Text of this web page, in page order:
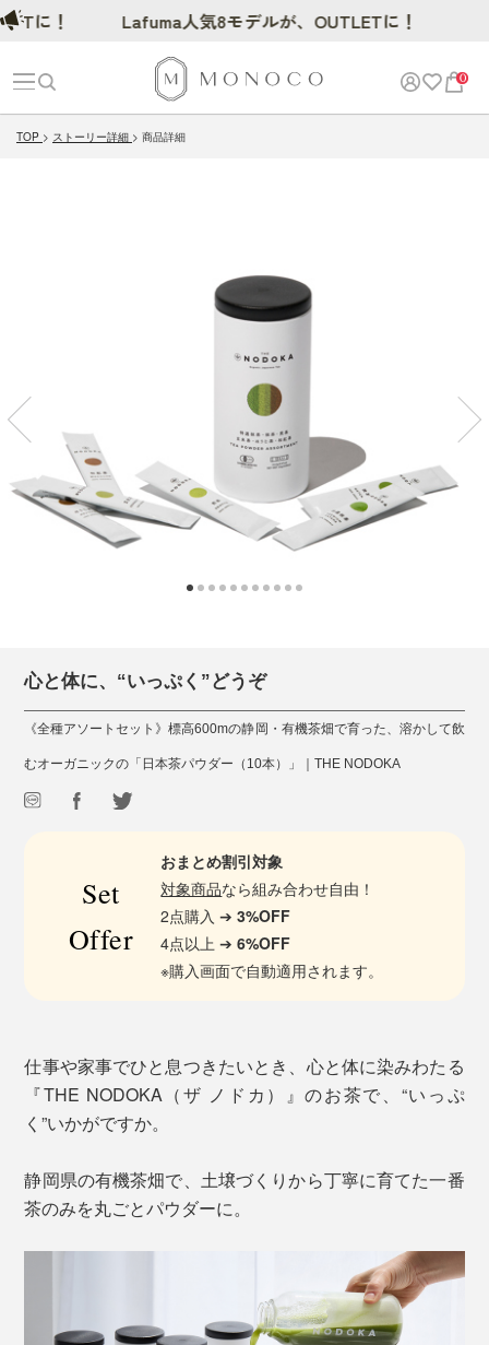
0
TOP ストーリー詳細 商品詳細
心と体に、“いっぷく”どうぞ
《全種アソートセット》標高600mの静岡・有機茶畑で育った、溶かして飲
むオーガニックの「日本茶パウダー（10本）」｜THE NODOKA
Set
Offer
おまとめ割引対象
対象商品なら組み合わせ自由！
2点購入 ➔3%OFF
4点以上 ➔6%OFF
※購入画面で自動適用されます。
仕事や家事でひと息つきたいとき、心と体に染みわたる
『THE NODOKA（ザ ノドカ）』のお茶で、“いっぷ
く”いかがですか。
静岡県の有機茶畑で、土壌づくりから丁寧に育てた一番
茶のみを丸ごとパウダーに。
！ Lafuma人気8モデルが、OUTLETに！